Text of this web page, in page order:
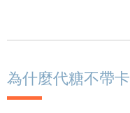
為什麼代糖不帶